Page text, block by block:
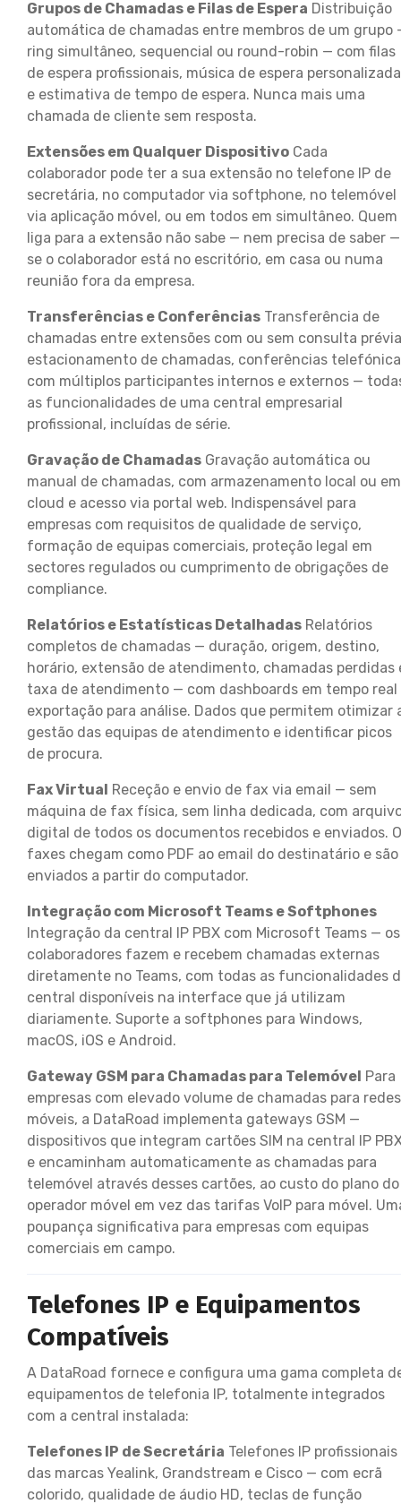
Grupos de Chamadas e Filas de Espera Distribuição
automática de chamadas entre membros de um grupo
ring simultâneo, sequencial ou round-robin — com filas
de espera profissionais, música de espera personalizada
e estimativa de tempo de espera. Nunca mais uma
chamada de cliente sem resposta.
Extensões em Qualquer Dispositivo Cada
colaborador pode ter a sua extensão no telefone IP de
secretária, no computador via softphone, no telemóvel
via aplicação móvel, ou em todos em simultâneo. Quem
liga para a extensão não sabe — nem precisa de saber —
se o colaborador está no escritório, em casa ou numa
reunião fora da empresa.
Transferências e Conferências Transferência de
chamadas entre extensões com ou sem consulta
estacionamento de chamadas, conferências
com múltiplos participantes internos e externos —
as funcionalidades de uma central empresarial
profissional, incluídas de série.
Gravação de Chamadas Gravação automática ou
manual de chamadas, com armazenamento local ou em
cloud e acesso via portal web. Indispensável para
empresas com requisitos de qualidade de serviço,
formação de equipas comerciais, proteção legal em
sectores regulados ou cumprimento de obrigações de
compliance.
Relatórios e Estatísticas Detalhadas Relatórios
completos de chamadas — duração, origem, destino,
horário, extensão de atendimento, chamadas perdidas
taxa de atendimento — com dashboards em tempo real
exportação para análise. Dados que permitem otimizar
gestão das equipas de atendimento e identificar picos
de procura.
Fax Virtual Receção e envio de fax via email — sem
máquina de fax física, sem linha dedicada, com
digital de todos os documentos recebidos e enviados.
faxes chegam como PDF ao email do destinatário e são
enviados a partir do computador.
Integração com Microsoft Teams e Softphones
Integração da central IP PBX com Microsoft Teams — os
colaboradores fazem e recebem chamadas externas
diretamente no Teams, com todas as funcionalidades
central disponíveis na interface que já utilizam
diariamente. Suporte a softphones para Windows,
macOS, iOS e Android.
Gateway GSM para Chamadas para Telemóvel Para
empresas com elevado volume de chamadas para redes
móveis, a DataRoad implementa gateways GSM —
dispositivos que integram cartões SIM na central IP
e encaminham automaticamente as chamadas para
telemóvel através desses cartões, ao custo do plano do
operador móvel em vez das tarifas VoIP para móvel.
poupança significativa para empresas com equipas
comerciais em campo.
Telefones IP e Equipamentos
Compatíveis
A DataRoad fornece e configura uma gama completa
equipamentos de telefonia IP, totalmente integrados
com a central instalada:
Telefones IP de Secretária Telefones IP profissionais
das marcas Yealink, Grandstream e Cisco — com ecrã
colorido, qualidade de áudio HD, teclas de função